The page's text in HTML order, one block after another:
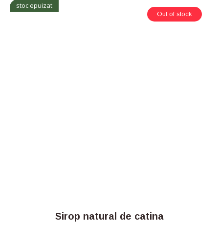
stoc epuizat
Out of stock
Sirop natural de catina